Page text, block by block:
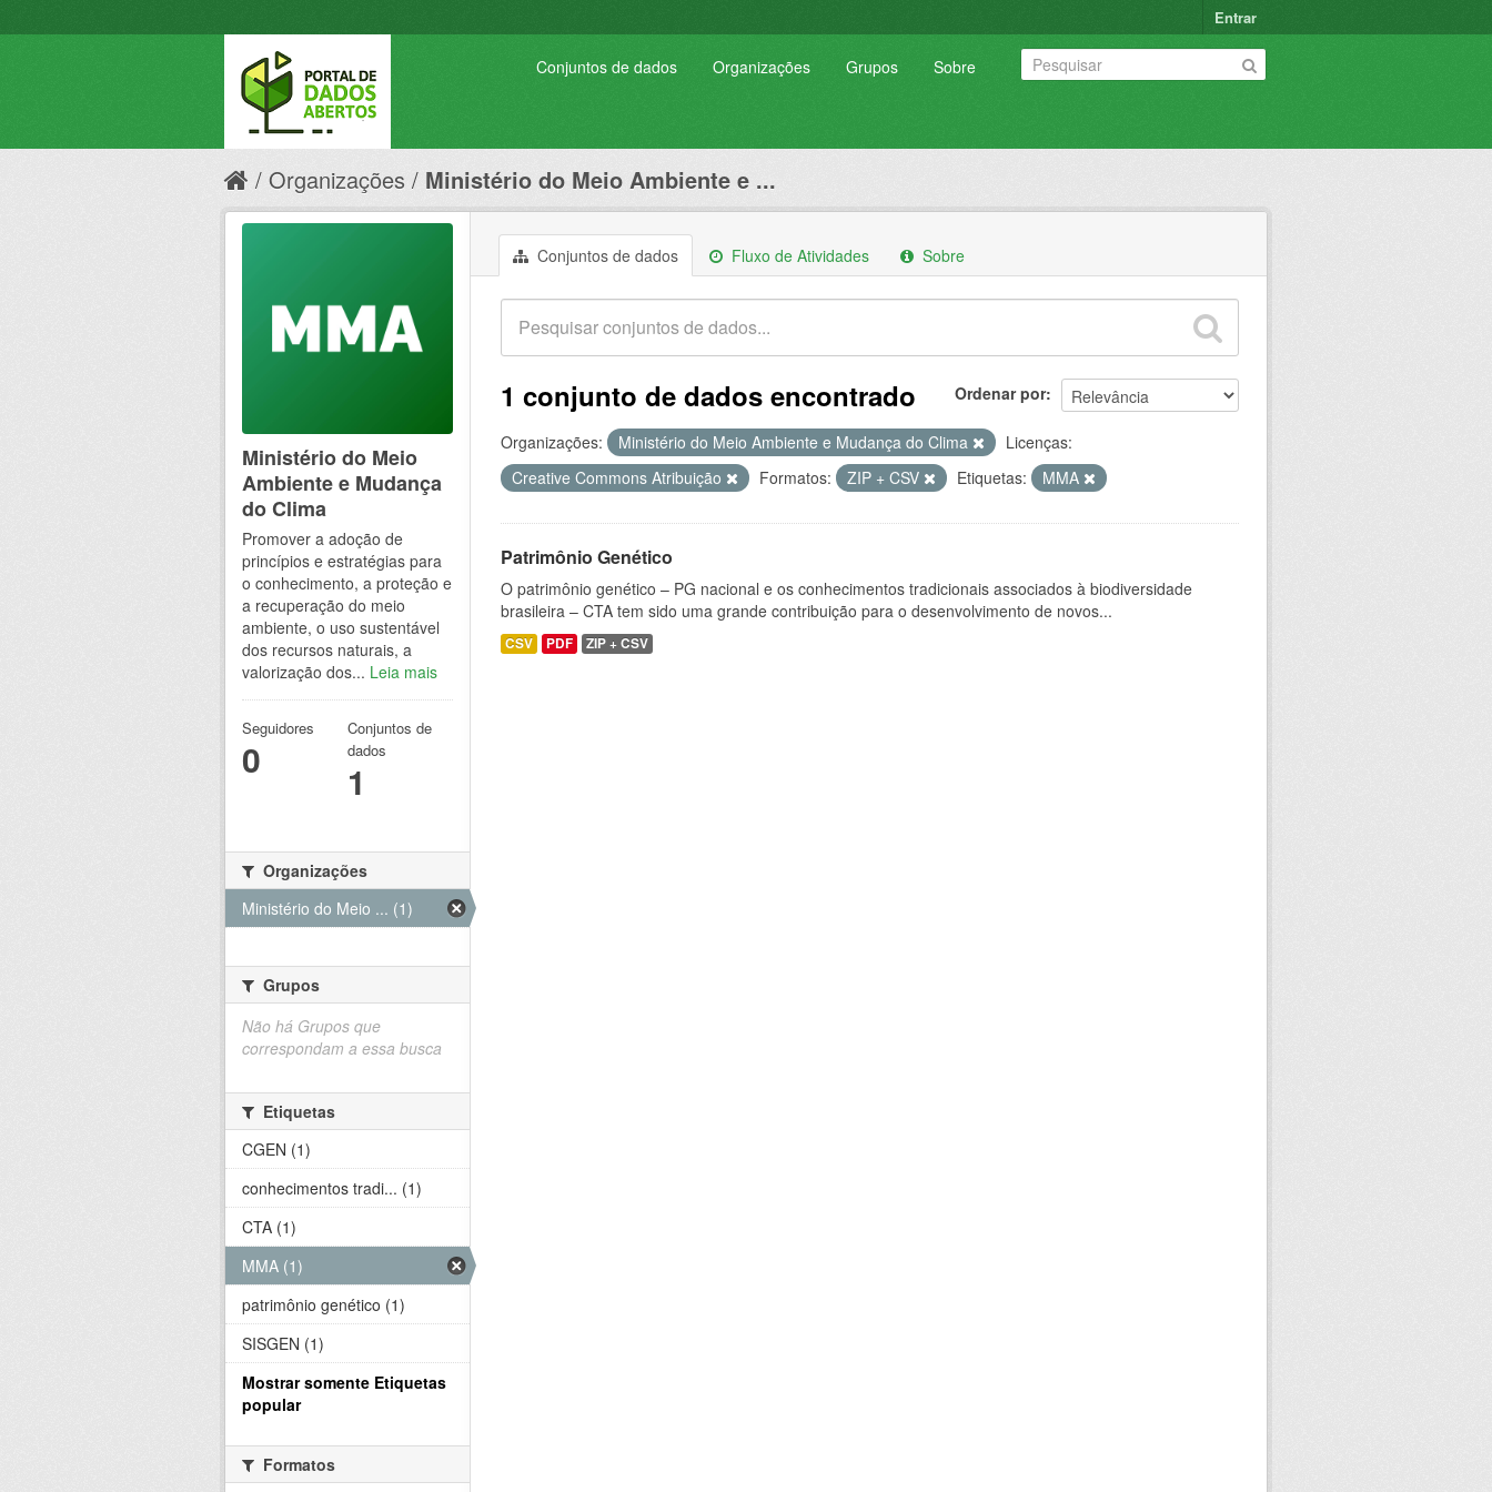
Entrar
Conjuntos de dados Organizações Grupos Sobre
Organizações Ministério do Meio Ambiente e ...
Conjuntos de dados Fluxo de Atividades Sobre
Ordenar por
1 conjunto de dados encontrado
Organizações: Ministério do Meio Ambiente e Mudança do Clima
Licenças:
Creative Commons Atribuição
Formatos: ZIP + CSV Etiquetas: MMA
Patrimônio Genético
O patrimônio genético – PG nacional e os conhecimentos tradicionais associados à biodiversidade
brasileira – CTA tem sido uma grande contribuição para o desenvolvimento de novos...
CSV PDF ZIP + CSV
Ministério do Meio
Ambiente e Mudança
do Clima
Promover a adoção de
princípios e estratégias para
o conhecimento, a proteção e
a recuperação do meio
ambiente, o uso sustentável
dos recursos naturais, a
valorização dos... Leia mais
Seguidores
0
Conjuntos de
dados
1
Organizações
Ministério do Meio ... (1)
Grupos
Não há Grupos que
correspondam a essa busca
Etiquetas
CGEN (1)
conhecimentos tradi... (1)
CTA (1)
MMA (1)
patrimônio genético (1)
SISGEN (1)
Mostrar somente Etiquetas
popular
Formatos